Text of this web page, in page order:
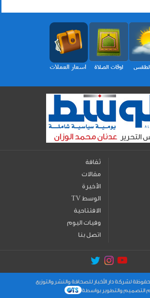
ثقافة
مقالات
الأخيرة
TV الوسط
الافتتاحية
وفيات اليوم
اتصل بنا
لشركة دار الأخبار للصحافة والنشر والتوزيع
التصميم والتطوير بواسطة